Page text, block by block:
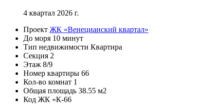
4 квартал 2026 г.
Проект ЖК «Венецианский квартал»
До моря 10 минут
Тип недвижимости Квартира
Секция 2
Этаж 8/9
Номер квартиры 66
Кол-во комнат 1
Общая площадь 38.55 м2
Код ЖК «К-66